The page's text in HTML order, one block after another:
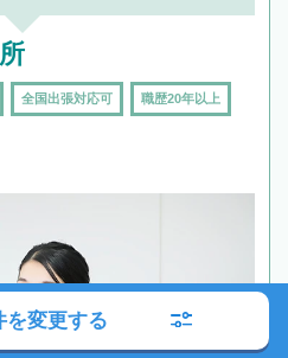
全国出張対応可 職歴20年以上
を変更する